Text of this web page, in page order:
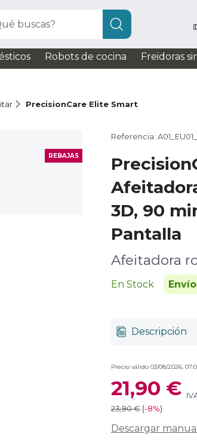
buscas?
Robots de cocina Freidoras
PrecisionCare Elite Smart
REBAJAS
Referencia:
3D, 90
Pantalla
Afeitadora
En Stock
Descripción
Precio válido 03/08/2026,
21,90 €
23,90 € (-8%)
Descargar